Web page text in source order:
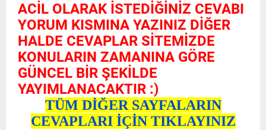
ACİL OLARAK İSTEDİĞİNİZ CEVABI
YORUM KISMINA YAZINIZ DİĞER
HALDE CEVAPLAR SİTEMİZDE
KONULARIN ZAMANINA GÖRE
GÜNCEL BİR ŞEKİLDE
YAYIMLANACAKTIR :)
TÜM DİĞER SAYFALARIN
CEVAPLARI İÇİN TIKLAYINIZ